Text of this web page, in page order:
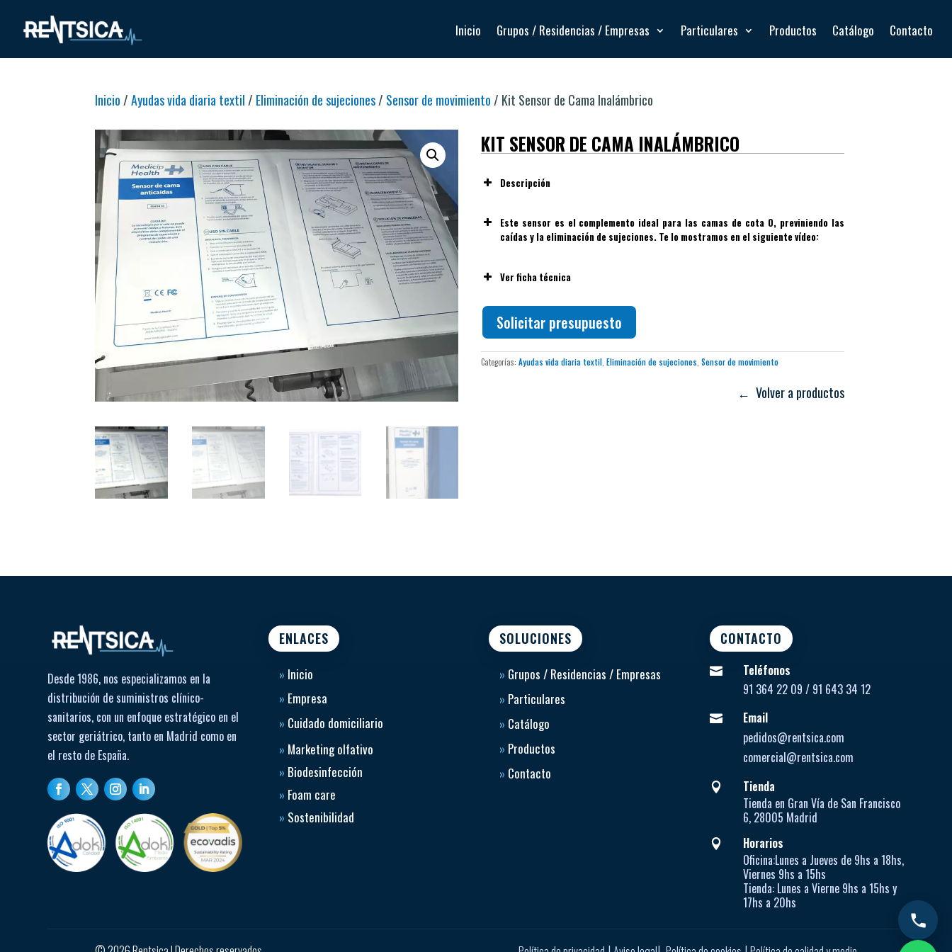
Inicio Grupos / Residencias / Empresas Particulares Productos Catálogo Contacto
Inicio /Ayudas vida diaria textil / Eliminación de sujeciones/ Sensor de movimiento / Kit Sensor de Cama Inalámbrico
KIT SENSOR DE CAMA INALÁMBRICO
Descripción
Este sensor es el complemento ideal para las camas de cota 0, previniendo las
caídas y la eliminación de sujeciones. Te lo mostramos en el siguiente vídeo:
Ver ficha técnica
Solicitar presupuesto
Categorías: Ayudas vida diaria textil, Eliminación de sujeciones Sensor de movimiento
← Volver a productos
Desde 1986, nos especializamos en la
distribución de suministros clínico-
sanitarios, con un enfoque estratégico en el
sector geriátrico, tanto en Madrid como en
el resto de España.
ENLACES
» Inicio
» Empresa
» Cuidado domiciliario
» Marketing olfativo
» Biodesinfección
» Foam care
» Sostenibilidad
SOLUCIONES
» Grupos / Residencias / Empresas
» Particulares
» Catálogo
» Productos
» Contacto
CONTACTO

Teléfonos
91 364 22 09 / 91 643 34 12

Email
pedidos@rentsica.com
comercial@rentsica.com

Tienda
Tienda en Gran Vía de San Francisco
6, 28005 Madrid

Horarios
Oficina:Lunes a Jueves de9hs a 18hs,
Viernes 9hs a 15hs
Tienda: Lunes a Vierne9hs a 15hs y
17hs a 20hs